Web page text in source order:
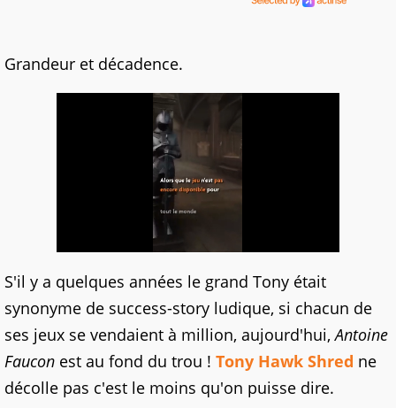
Grandeur et décadence.
S'il y a quelques années le grand Tony était
synonyme de success-story ludique, si chacun de
ses jeux se vendaient à million, aujourd'hui,Antoine
Faucon est au fond du trou ! Tony Hawk Shred ne
décolle pas c'est le moins qu'on puisse dire.